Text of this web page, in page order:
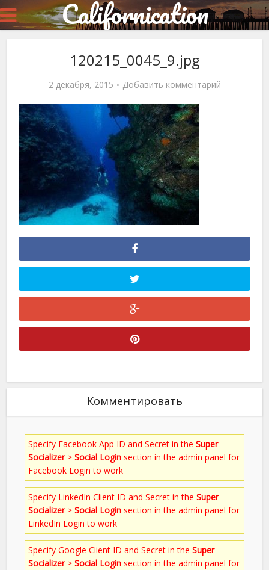
Californication
120215_0045_9.jpg
2 декабря, 2015 Добавить комментарий
Комментировать
Specify Facebook App ID and Secret in theSuper
Socializer>Social Login section in the admin panel for
Facebook Login to work
Specify LinkedIn Client ID and Secret in theSuper
Socializer>Social Login section in the admin panel for
LinkedIn Login to work
Specify Google Client ID and Secret in theSuper
Socializer>Social Login section in the admin panel for